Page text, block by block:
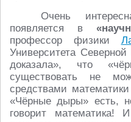
Очень
появляется в
профессор физики
Университета
доказала», что
существовать не
средствами
«Чёрные дыры» есть,
говорит математика!